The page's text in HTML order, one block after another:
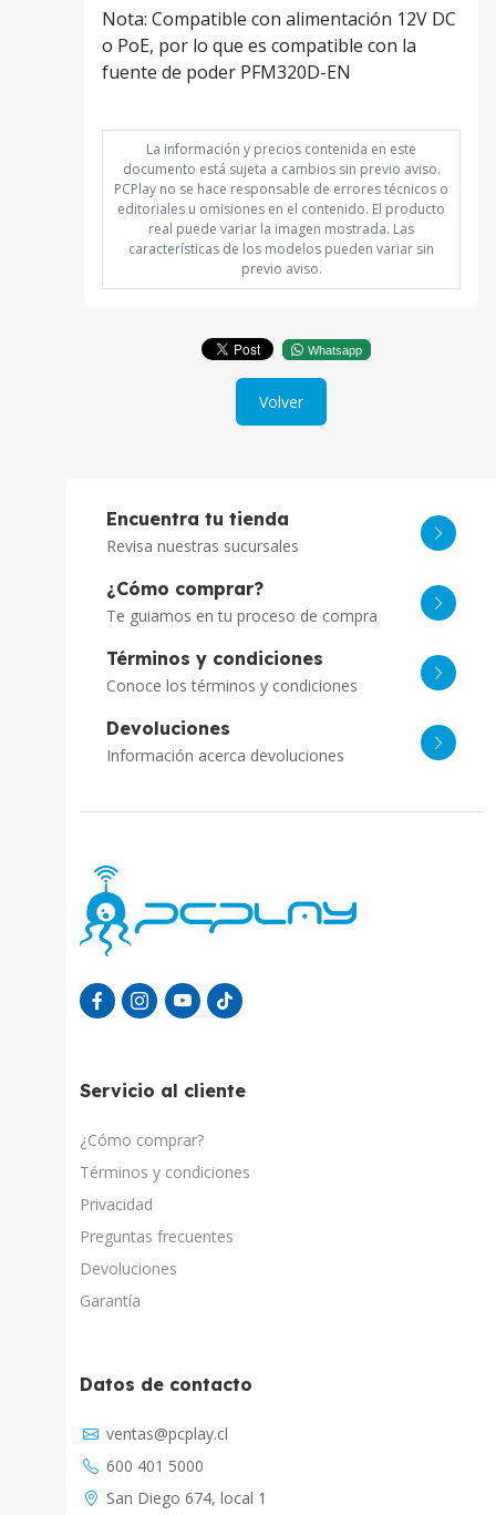
Nota: Compatible con alimentación 12V DC
o PoE, por lo que es compatible con la
fuente de poder PFM320D-EN
La información y precios contenida en este
documento está sujeta a cambios sin previo aviso.
PCPlay no se hace responsable de errores técnicos o
editoriales u omisiones en el contenido. El producto
real puede variar la imagen mostrada. Las
características de los modelos pueden variar sin
previo aviso.
Whatsapp
Volver
Encuentra tu tienda
Revisa nuestras sucursales
¿Cómo comprar?
Te guiamos en tu proceso de compra
Términos y condiciones
Conoce los términos y condiciones
Devoluciones
Información acerca devoluciones
Servicio al cliente
¿Cómo comprar?
Términos y condiciones
Privacidad
Preguntas frecuentes
Devoluciones
Garantía
Datos de contacto
ventas@pcplay.cl
600 401 5000
San Diego 674, local 1
Respuesta inmediata con IA
PcPlay Santiago / Web